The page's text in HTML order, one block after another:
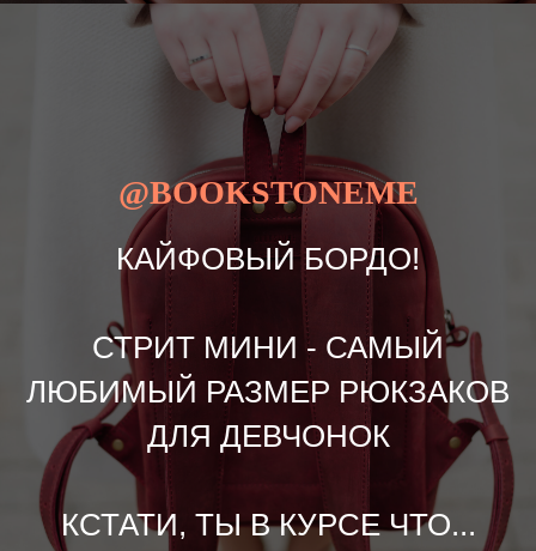
@BOOKSTONEME
КАЙФОВЫЙ БОРДО!
СТРИТ МИНИ - САМЫЙ
ЛЮБИМЫЙ РАЗМЕР РЮКЗАКОВ
ДЛЯ ДЕВЧОНОК
КСТАТИ, ТЫ В КУРСЕ ЧТО...